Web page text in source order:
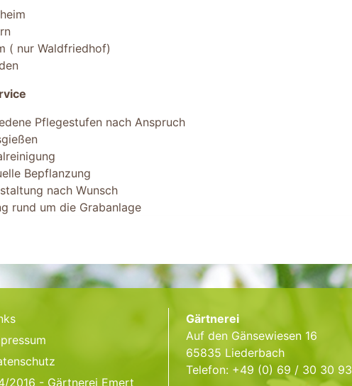
( nur Waldfriedhof)
Pflegestufen nach Anspruch
Bepflanzung
nach Wunsch
rund um die Grabanlage
2016 - Gärtnerei Emert
Gärtnerei
Auf den Gänsewiesen 16
65835 Liederbach
Telefon: +49 (0) 69 / 30 30 93